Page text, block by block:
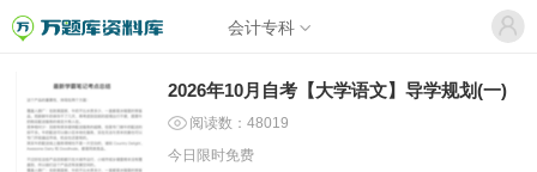
会计专科
2026年10月自考【大学语文】导学规划(一)
阅读数：48019
今日限时免费